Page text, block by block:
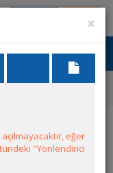
,Tüm Canlılar
×
eğer
"Yönlendirici